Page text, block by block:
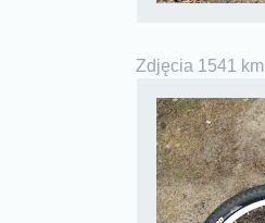
Zdjęcia 1541 km